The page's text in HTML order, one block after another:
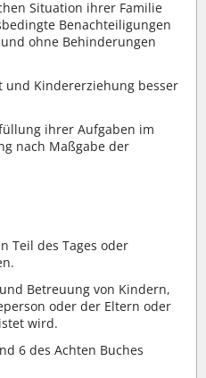
Situation ihrer Familie
Benachteiligungen
ohne Behinderungen
Kindererziehung besser
ihrer Aufgaben im
nach Maßgabe der
Teil des Tages oder
Betreuung von Kindern,
oder der Eltern oder
wird.
6 des Achten Buches